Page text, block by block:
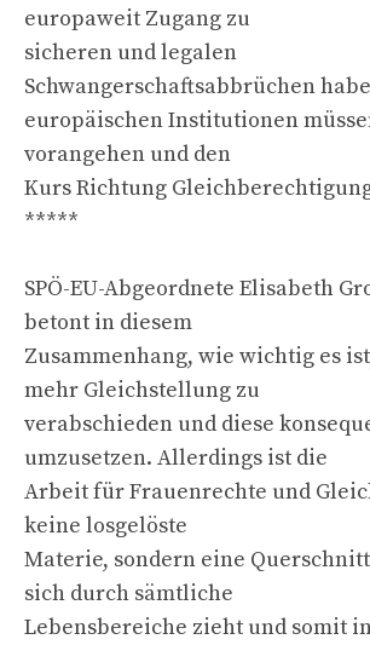
europaweit Zugang zu
sicheren und legalen
Schwangerschaftsabbrüchen
europäischen Institutionen
vorangehen und den
Kurs Richtung
*****
SPÖ-EU-Abgeordnete Elisabeth
betont in diesem
Zusammenhang, wie wichtig es
mehr Gleichstellung zu
verabschieden und diese
umzusetzen. Allerdings ist die
Arbeit für Frauenrechte und
keine losgelöste
Materie, sondern eine
sich durch sämtliche
Lebensbereiche zieht und somit